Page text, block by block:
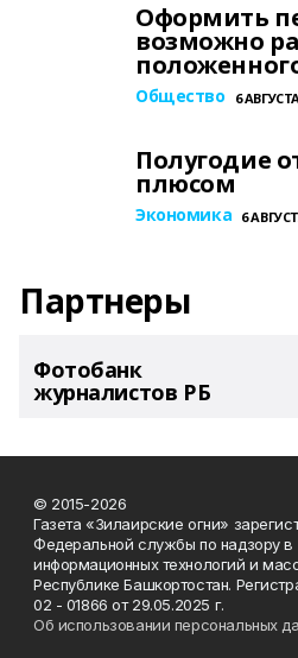
Оформить
возможно
Общество 6
Полугодие
плюсом
Экономика 6
Партнеры
Фотобанк
журналистов РБ
© 2015-2026
Газета «Зилаирские огни»
Федеральной службы по надзору в
информационных технологий и
Республике Башкортостан.
02 - 01866 от 29.05.2025 г.
Об использовании персональных